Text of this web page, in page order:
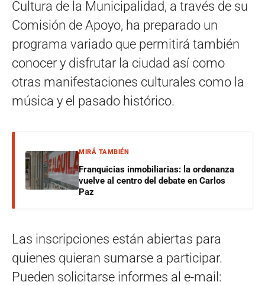
Cultura de la Municipalidad, a través de su
Comisión de Apoyo, ha preparado un
programa variado que permitirá también
conocer y disfrutar la ciudad así como
otras manifestaciones culturales como la
música y el pasado histórico.
MIRÁ TAMBIÉN
Franquicias inmobiliarias: la ordenanza
vuelve al centro del debate en Carlos
Paz
Las inscripciones están abiertas para
quienes quieran sumarse a participar.
Pueden solicitarse informes al e-mail: